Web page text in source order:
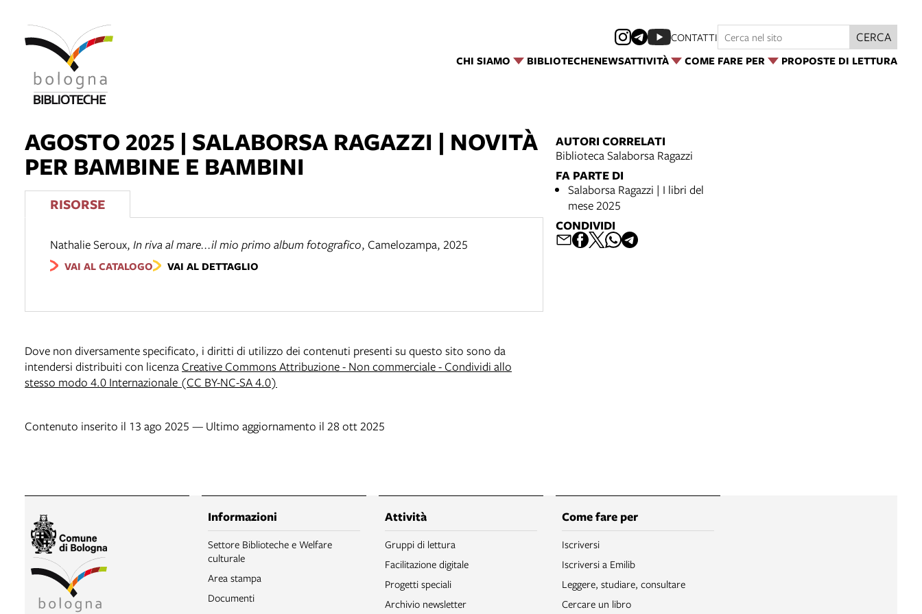
CHI SIAMO BIBLIOTECHENEWSATTIVITÀ COME FARE PER PROPOSTE DI LETTURA
CONTATTI CERCA
AGOSTO 2025 | SALABORSA RAGAZZI | NOVITÀ
PER BAMBINE E BAMBINI
RISORSE
Nathalie Seroux, In riva al mare...il mio primo album fotografico, Camelozampa, 2025
VAI AL CATALOGO VAI AL DETTAGLIO
Dove non diversamente specificato, i diritti di utilizzo dei contenuti presenti su questo sito sono da
intendersi distribuiti con licenzaCreative Commons Attribuzione - Non commerciale - Condividi allo
stesso modo 4.0 Internazionale (CC BY-NC-SA 4.0)
Contenuto inserito il 13 ago 2025 — Ultimo aggiornamento il 28 ott 2025
AUTORI CORRELATI
Biblioteca Salaborsa Ragazzi
FA PARTE DI
Salaborsa Ragazzi | I libri del
mese 2025
CONDIVIDI
Informazioni
Settore Biblioteche e Welfare
culturale
Area stampa
Documenti
Attività
Gruppi di lettura
Facilitazione digitale
Progetti speciali
Archivio newsletter
Come fare per
Iscriversi
Iscriversi a Emilib
Leggere, studiare, consultare
Cercare un libro